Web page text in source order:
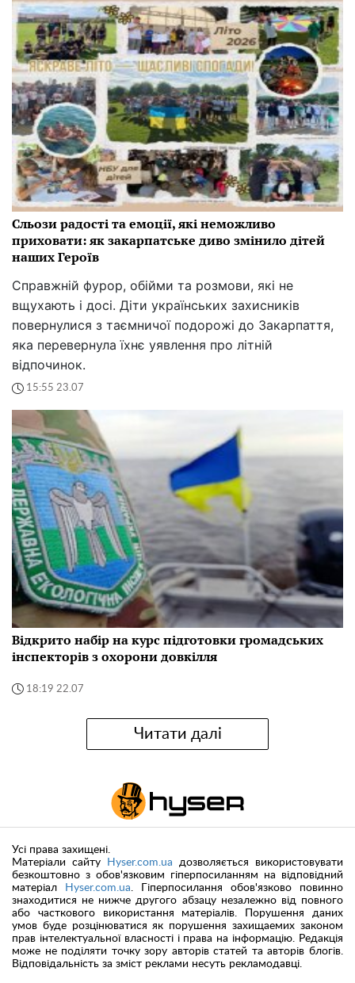
Сльози радості та емоції, які неможливо
приховати: як закарпатське диво змінило дітей
наших Героїв
Справжній фурор, обійми та розмови, які не
вщухають і досі. Діти українських захисників
повернулися з таємничої подорожі до Закарпаття,
яка перевернула їхнє уявлення про літній
відпочинок.
15:55 23.07
Відкрито набір на курс підготовки громадських
інспекторів з охорони довкілля
18:19 22.07
Читати далі
Усі права захищені.
Матеріали сайту
Hyser.com.ua дозволяється використовувати
безкоштовно з обов'язковим гіперпосиланням на відповідний
матеріал
Hyser.com.ua. Гіперпосилання обов'язково повинно
знаходитися не нижче другого абзацу незалежно від повного
або часткового використання матеріалів. Порушення даних
умов буде розцінюватися як порушення захищаемих законом
прав інтелектуальної власності і права на інформацію. Редакція
може не поділяти точку зору авторів статей та авторів блогів.
Відповідальність за зміст реклами несуть рекламодавці.